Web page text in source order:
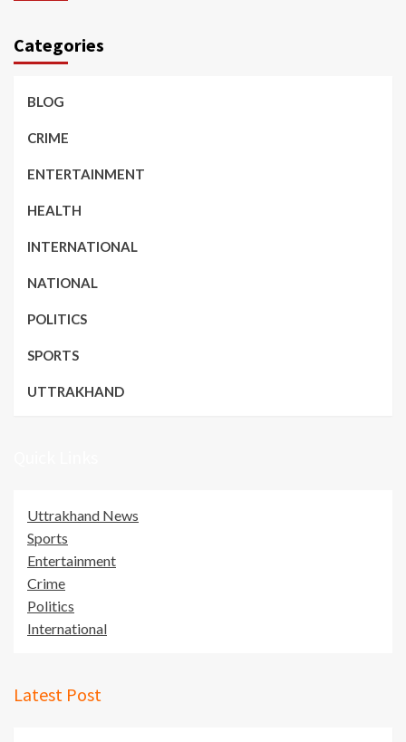
Categories
BLOG
CRIME
ENTERTAINMENT
HEALTH
INTERNATIONAL
NATIONAL
POLITICS
SPORTS
UTTRAKHAND
Uttrakhand News
Sports
Entertainment
Crime
Politics
International
Latest Post